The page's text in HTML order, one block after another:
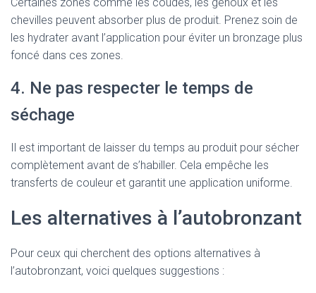
chevilles peuvent absorber plus de produit. Prenez soin de
les hydrater avant l’application pour éviter un bronzage plus
foncé dans ces zones.
4. Ne pas respecter le temps de
séchage
Il est important de laisser du temps au produit pour sécher
complètement avant de s’habiller. Cela empêche les
transferts de couleur et garantit une application uniforme.
Les alternatives à l’autobronzant
Pour ceux qui cherchent des options alternatives à
l’autobronzant, voici quelques suggestions :